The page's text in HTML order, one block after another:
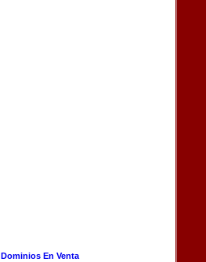
Dominios En Venta